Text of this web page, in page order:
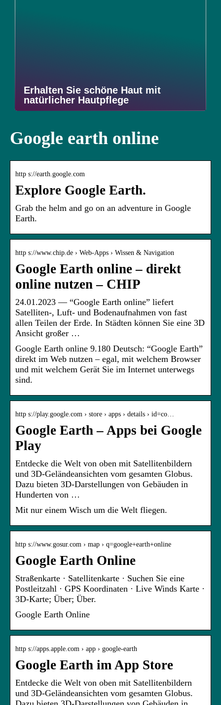
Erhalten Sie schöne Haut mit
natürlicher Hautpflege
Google earth online
http s://earth.google.com
Explore Google Earth.
Grab the helm and go on an adventure in Google
Earth.
http s://www.chip.de › Web-Apps › Wissen & Navigation
Google Earth online – direkt
online nutzen – CHIP
24.01.2023 — “Google Earth online” liefert
Satelliten-, Luft- und Bodenaufnahmen von fast
allen Teilen der Erde. In Städten können Sie eine 3D
Ansicht großer …
Google Earth online 9.180 Deutsch: “Google Earth”
direkt im Web nutzen – egal, mit welchem Browser
und mit welchem Gerät Sie im Internet unterwegs
sind.
http s://play.google.com › store › apps › details › id=co…
Google Earth – Apps bei Google
Play
Entdecke die Welt von oben mit Satellitenbildern
und 3D-Geländeansichten vom gesamten Globus.
Dazu bieten 3D-Darstellungen von Gebäuden in
Hunderten von …
Mit nur einem Wisch um die Welt fliegen.
http s://www.gosur.com › map › q=google+earth+online
Google Earth Online
Straßenkarte · Satellitenkarte · Suchen Sie eine
Postleitzahl · GPS Koordinaten · Live Winds Karte ·
3D-Karte; Über; Über.
Google Earth Online
http s://apps.apple.com › app › google-earth
Google Earth im App Store
Entdecke die Welt von oben mit Satellitenbildern
und 3D-Geländeansichten vom gesamten Globus.